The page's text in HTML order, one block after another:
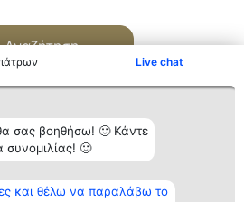
Live chat
σας βοηθήσω! 🙂 Κάντε
συνομιλίας! 🙂
και θέλω να παραλάβω το
Αναζήτηση
Κατάταξη
Διακριθέντες
Επικοινωνία
Επικοινωνία